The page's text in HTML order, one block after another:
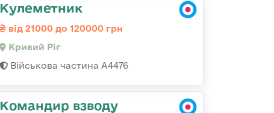
Кулеметник
від 21000 до 120000 грн
Кривий Ріг
Військова частина А4476
Командир взводу